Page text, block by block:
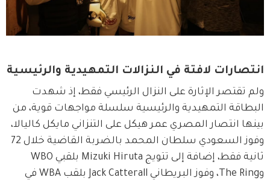
انتصارات لافتة في النزالات التمهيدية والرئيسية
ولم تقتصر الإثارة على النزال الرئيسي فقط، إذ شهدت
البطاقة التمهيدية والرئيسية سلسلة مواجهات قوية، من
بينها انتصار المصري عمر هيكل على التنزاني مايكل كاليالا،
وThe Ring، وفوز البريطاني Jack Catterall بلقب WBA في